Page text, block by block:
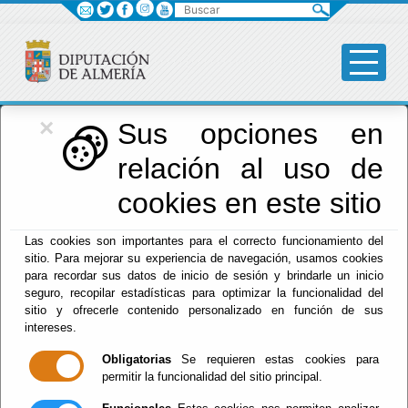
×
Sus opciones en
relación al uso de
cookies en este sitio
Las cookies son importantes para el correcto funcionamiento del
sitio. Para mejorar su experiencia de navegación, usamos cookies
para recordar sus datos de inicio de sesión y brindarle un inicio
seguro, recopilar estadísticas para optimizar la funcionalidad del
sitio y ofrecerle contenido personalizado en función de sus
intereses.
Obligatorias Se requieren estas cookies para
permitir la funcionalidad del sitio principal.
Diputación
Menú Diputación
Aviso Legal
La información suministrada a través de este sitio
web se encuentra protegida por la legislación sobre
propiedad intelectual.
Buscar